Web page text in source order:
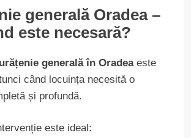
generală Oradea –
este necesară?
generală în Oradeaeste
când locuința necesită o
și profundă.
este ideal: